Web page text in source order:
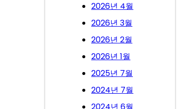
2026년 4월
2026년 3월
2026년 2월
2026년 1월
2025년 7월
2024년 7월